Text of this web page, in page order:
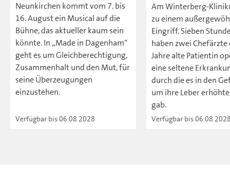
Neunkirchen kommt vom 7. bis
16. August ein Musical auf die
Bühne, das aktueller kaum sein
könnte. In „Made in Dagenham“
geht es um Gleichberechtigung,
Zusammenhalt und den Mut, für
seine Überzeugungen
einzustehen.
Verfügbar bis 06.08.2028
Am Winterberg-
zu einem
Eingriff. Sieben
haben zwei Chefärzte
Jahre alte Patientin
eine seltene
durch die es in den
um ihre Leber
gab.
Verfügbar bis